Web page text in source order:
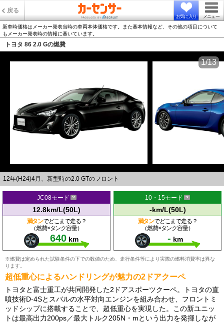
戻る
お気に入り メニュー
新車時価格はメーカー発表当時の車両本体価格です。また基本情報など、その他の項目について
もメーカー発表時の情報に基いています。
トヨタ 86 2.0 Gの燃費
12年(H24)4月、新型時の2.0 GTのフロント
1/13
JC08モード
12.8km/L(50L)
満タンでどこまで走る？
（燃費×タンク容量）
640 km
10・15モード
-km/L(50L)
満タンでどこまで走る？
（燃費×タンク容量）
- km
※燃費は定められた試験条件の下での数値のため、走行条件等により実際の燃料消費率は異な
ります。
超低重心によるハンドリングが魅力の2ドアクーペ
トヨタと富士重工が共同開発した2ドアスポーツクーペ。トヨタの直
噴技術D-4Sとスバルの水平対向エンジンを組み合わせ、フロントミ
ッドシップに搭載することで、超低重心を実現した。この新ユニッ
トは最高出力200ps／最大トルク205N・mという出力を発揮しなが